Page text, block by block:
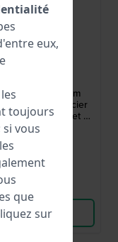
Clasico 40 mm
à quartz en acier
avec bracelet en
métal
99,00 €
● En stock
les produits
eux,
toujours
vous
que
sur